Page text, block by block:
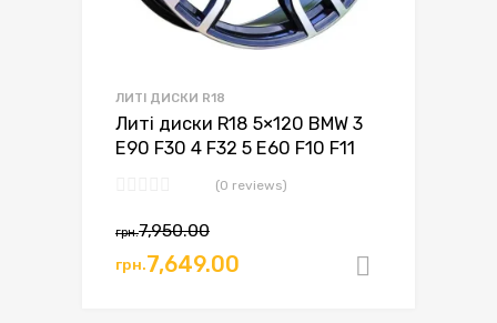
ЛИТІ ДИСКИ R18
Литі диски R18 5×120 BMW 3
E90 F30 4 F32 5 E60 F10 F11
(0 reviews)
грн.7,950.00Оригінальна
ціна:
грн.7,649.00
Поточна
ціна: